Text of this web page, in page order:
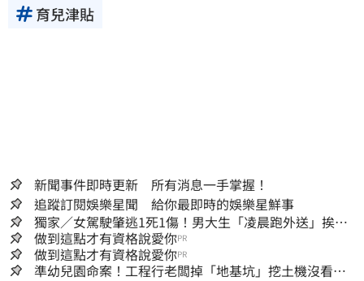
育兒津貼
新聞事件即時更新 所有消息一手掌握！
追蹤訂閱娛樂星聞 給你最即時的娛樂星鮮事
獨家／女駕駛肇逃1死1傷！男大生「凌晨跑外送」挨
撞 媽淚：家快瓦解
做到這點才有資格說愛你PR
做到這點才有資格說愛你PR
準幼兒園命案！工程行老闆掉「地基坑」挖土機沒看